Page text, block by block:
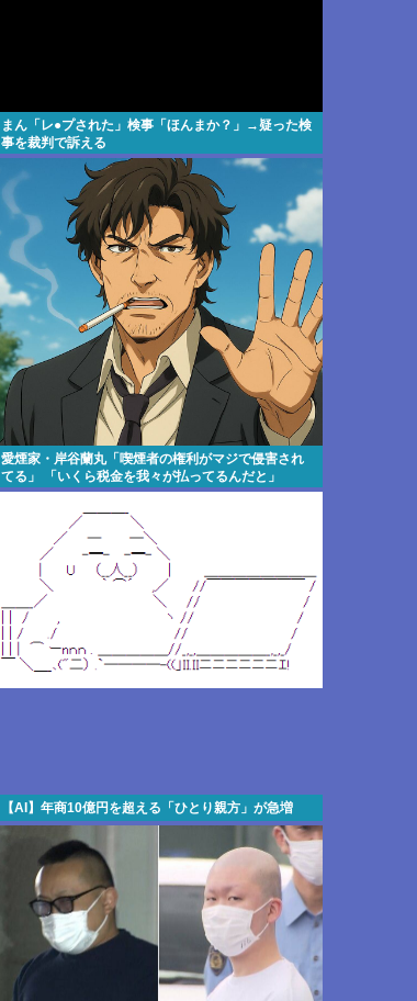
まん「レ●プされた」検事「ほんまか？」→疑った検
事を裁判で訴える
愛煙家・岸谷蘭丸「喫煙者の権利がマジで侵害され
てる」 「いくら税金を我々が払ってるんだと」
【AI】年商10億円を超える「ひとり親方」が急増